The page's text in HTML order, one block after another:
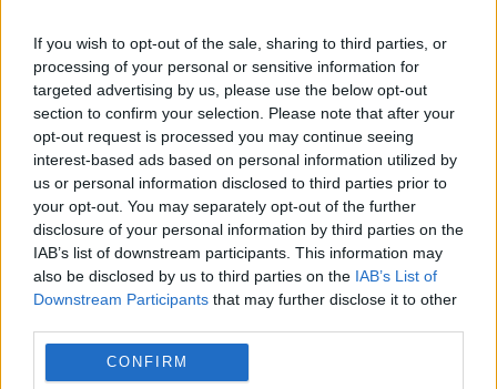
If you wish to opt-out of the sale, sharing to third parties, or
processing of your personal or sensitive information for
targeted advertising by us, please use the below opt-out
section to confirm your selection. Please note that after your
opt-out request is processed you may continue seeing
interest-based ads based on personal information utilized by
us or personal information disclosed to third parties prior to
your opt-out. You may separately opt-out of the further
disclosure of your personal information by third parties on the
IAB’s list of downstream participants. This information may
also be disclosed by us to third parties on the IAB’s List of
Downstream Participants that may further disclose it to other
CONFIRM
Traian Băsescu, reacție ironică atunci când a
fost întrebat dacă mai este ceva de furat în
România: „Slavă Domnului, este”